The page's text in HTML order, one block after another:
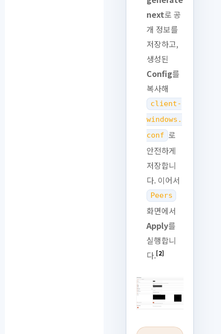
next로 공
개 정보를
저장하고,
생성된
Config를
복사해
client-
windows.
conf 로
안전하게
저장합니
다. 이어서
Peers
화면에서
Apply를
실행합니
다.[2]